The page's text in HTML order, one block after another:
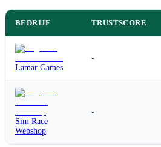
BEDRIJF TRUSTSCORE
Lamar Games
-
Sim Race
Webshop
-